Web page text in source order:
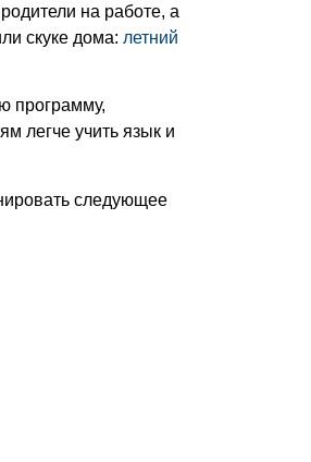
на работе, а
скуке дома: летний
программу,
легче учить язык и
следующее